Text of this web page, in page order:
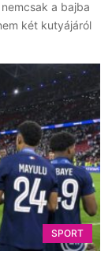
a bajba
két kutyájáról
SPORT